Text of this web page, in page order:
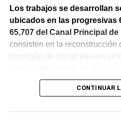
Los trabajos se desarrollan
ubicados en las progresivas
65,707 del Canal Principal de
consisten en la reconstrucción
hormigón de los taludes en
La obra incluye la demolición
requieren, la ejecución de un
CONTINUAR